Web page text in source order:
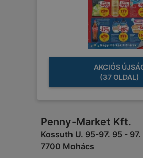
AKCIÓS
(37 OLDAL)
Penny-Market Kft.
Kossuth U. 95-97. 95 -
7700 Mohács